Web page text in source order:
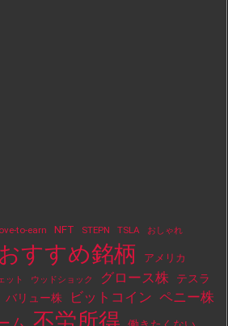
to-earn NFT STEPN TSLA おしゃれ
おすすめ銘柄 アメリカ
ット ウッドショック グロース株 テスラ
バリュー株 ビットコイン ペニー株